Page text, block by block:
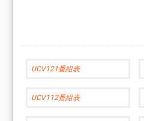
UCV121番組表
UCV112番組表